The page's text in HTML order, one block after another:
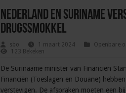
Nederland en Suriname
drugssmokkel
sbo 1 maart 2024 Openbare
123 Bekeken
De Surinaame minister van Financiën
Financiën (Toeslagen en Douane)
verstevigen. De afspraken moeten een